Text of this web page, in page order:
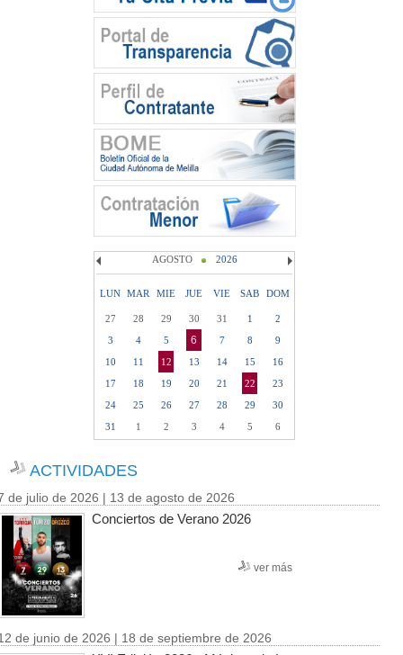
AGOSTO 2026
LUN MAR MIE JUE VIE SAB DOM
27 28 29 30 31 1
2
3
4 5 6 7 8
9
10
11 12 13 14 15
16
17
18 19 20 21 22
23
24
25 26 27 28 29
30
31
1 2 3 4 5 6
ACTIVIDADES
de julio de 2026 | 13 de agosto de 2026
Conciertos de Verano 2026
ver más
de junio de 2026 | 18 de septiembre de 2026